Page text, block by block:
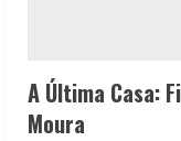
A Última Casa:
Moura